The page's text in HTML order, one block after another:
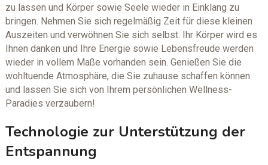
zu lassen und Körper sowie Seele wieder in Einklang zu
bringen. Nehmen Sie sich regelmäßig Zeit für diese kleinen
Auszeiten und verwöhnen Sie sich selbst. Ihr Körper wird es
Ihnen danken und Ihre Energie sowie Lebensfreude werden
wieder in vollem Maße vorhanden sein. Genießen Sie die
wohltuende Atmosphäre, die Sie zuhause schaffen können
und lassen Sie sich von Ihrem persönlichen Wellness-
Paradies verzaubern!
Technologie zur Unterstützung der
Entspannung